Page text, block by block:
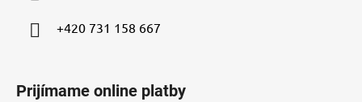
+420 731 158 667
Prijímame online platby